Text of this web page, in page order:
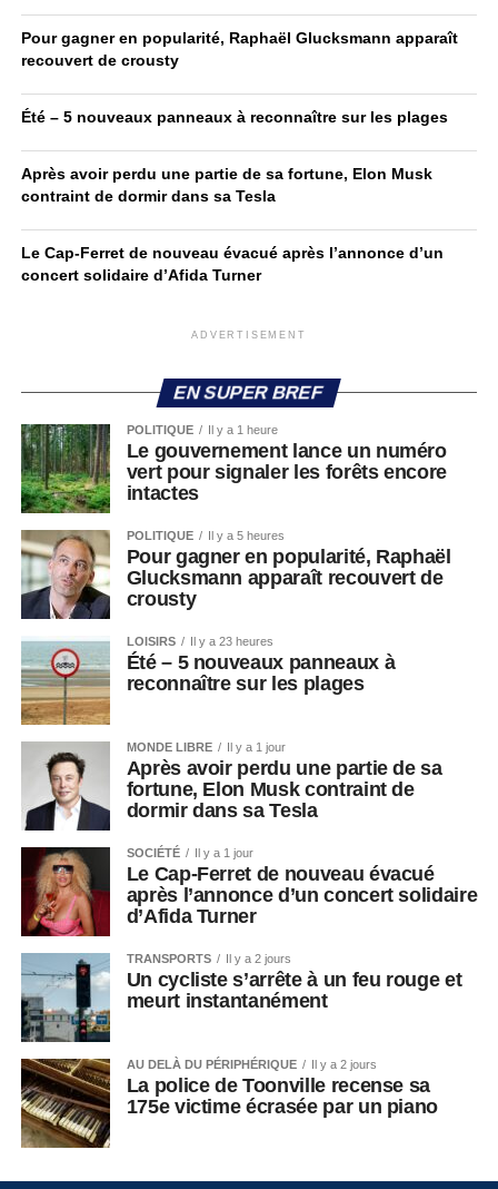
Pour gagner en popularité, Raphaël Glucksmann apparaît
recouvert de crousty
Été – 5 nouveaux panneaux à reconnaître sur les plages
Après avoir perdu une partie de sa fortune, Elon Musk
contraint de dormir dans sa Tesla
Le Cap-Ferret de nouveau évacué après l’annonce d’un
concert solidaire d’Afida Turner
ADVERTISEMENT
EN SUPER BREF
POLITIQUE Il y a 1 heure
Le gouvernement lance un numéro
vert pour signaler les forêts encore
intactes
POLITIQUE Il y a 5 heures
Pour gagner en popularité, Raphaël
Glucksmann apparaît recouvert de
crousty
LOISIRS Il y a 23 heures
Été – 5 nouveaux panneaux à
reconnaître sur les plages
MONDE LIBRE Il y a 1 jour
Après avoir perdu une partie de sa
fortune, Elon Musk contraint de
dormir dans sa Tesla
SOCIÉTÉ Il y a 1 jour
Le Cap-Ferret de nouveau évacué
après l’annonce d’un concert solidaire
d’Afida Turner
TRANSPORTS Il y a 2 jours
Un cycliste s’arrête à un feu rouge et
meurt instantanément
AU DELÀ DU PÉRIPHÉRIQUE Il y a 2 jours
La police de Toonville recense sa
175e victime écrasée par un piano